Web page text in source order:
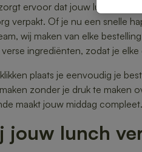
ervoor dat jouw lunch op
verpakt. Of je nu een snelle
wij maken van elke
ingrediënten, zodat je
plaats je eenvoudig je
zonder je druk te maken
maakt jouw middag compleet.
jouw lunch